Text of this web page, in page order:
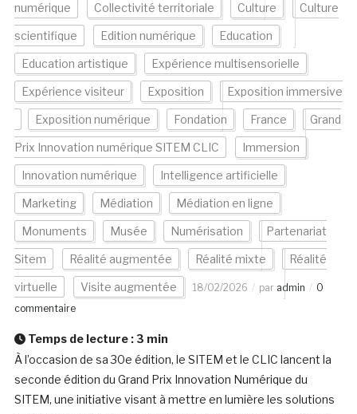
numérique Collectivité territoriale Culture Culture
scientifique Edition numérique Education
Education artistique Expérience multisensorielle
Expérience visiteur Exposition Exposition immersive
Exposition numérique Fondation France Grand
Prix Innovation numérique SITEM CLIC Immersion
Innovation numérique Intelligence artificielle
Marketing Médiation Médiation en ligne
Monuments Musée Numérisation Partenariat
Sitem Réalité augmentée Réalité mixte Réalité
virtuelle Visite augmentée 18/02/2026 par admin
0
commentaire
Temps de lecture : 3 min
À l’occasion de sa 30e édition, le SITEM et le CLIC lancent la
seconde édition du Grand Prix Innovation Numérique du
SITEM, une initiative visant à mettre en lumière les solutions